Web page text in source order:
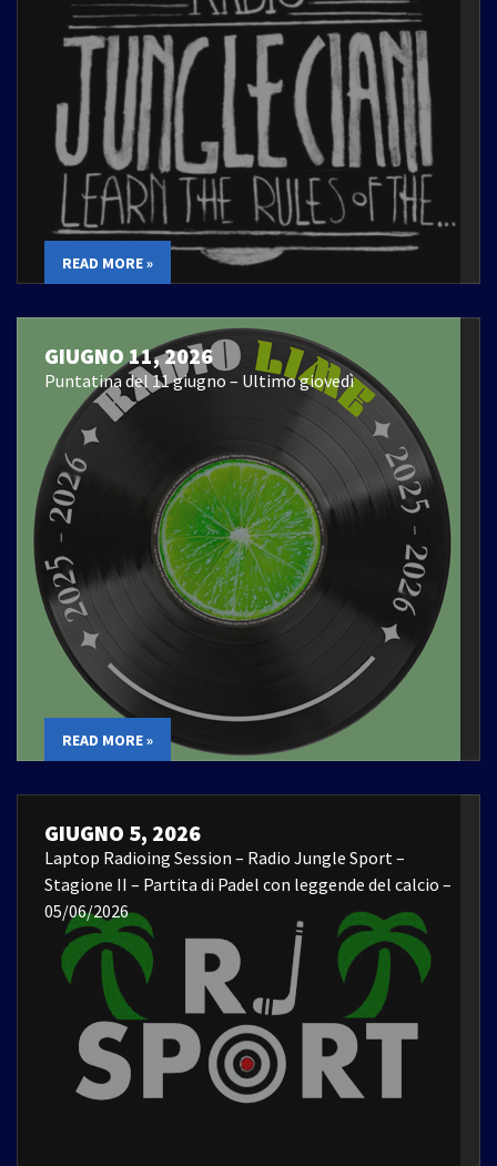
READ MORE »
GIUGNO 11, 2026
Puntatina del 11 giugno – Ultimo giovedì
READ MORE »
GIUGNO 5, 2026
Laptop Radioing Session – Radio Jungle Sport –
Stagione II – Partita di Padel con leggende del calcio –
05/06/2026